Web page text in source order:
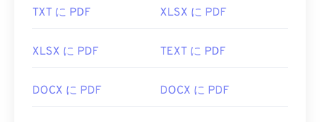
初回リリース:
1993年6月15日
https://en.wikipedia.org/wiki/
adobe/about-adobe-pdf.html
TXT に PDF XLSX に PDF
XLSX に PDF TEXT に PDF
DOCX に PDF DOCX に PDF